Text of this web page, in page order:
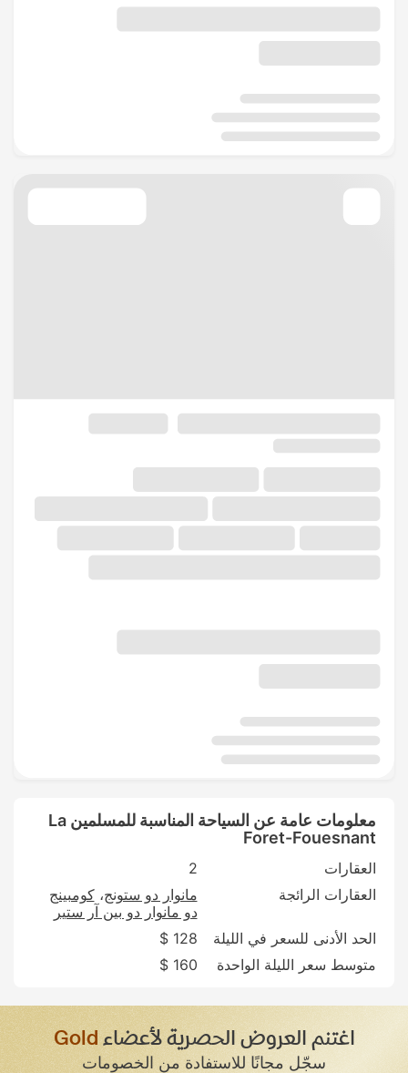
معلومات عامة عن السياحة المناسبة للمسلمين La
Foret-Fouesnant
العقارات
2
العقارات الرائجة
مانوار دو ستونج كومبينج
دو مانوار دو بين آر ستير
الحد الأدنى للسعر في الليلة
128 $
متوسط سعر الليلة الواحدة
160 $
اغتنم العروض الحصرية لأعضاءGold
سجّل مجانًا للاستفادة من الخصومات